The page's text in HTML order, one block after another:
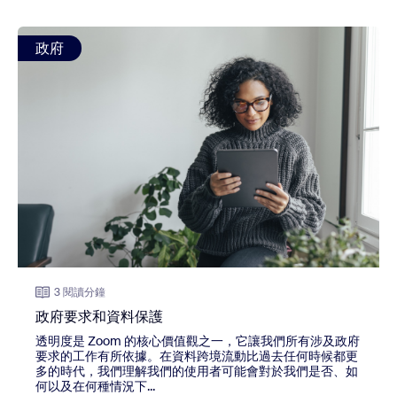
view: 政府要求和資料保護
政府
3 閱讀分鐘
政府要求和資料保護
透明度是 Zoom 的核心價值觀之一，它讓我們所有涉及政府
要求的工作有所依據。在資料跨境流動比過去任何時候都更
多的時代，我們理解我們的使用者可能會對於我們是否、如
何以及在何種情況下...